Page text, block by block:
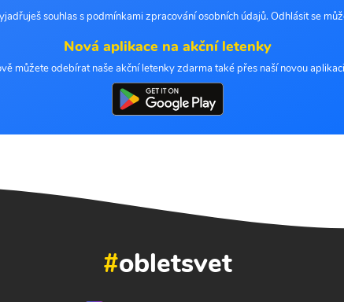
souhlas s podmínkami zpracování osobních údajů. Odhlásit se
Nová aplikace na akční letenky
můžete odebírat naše akční letenky zdarma také přes naší novou
#obletsvet